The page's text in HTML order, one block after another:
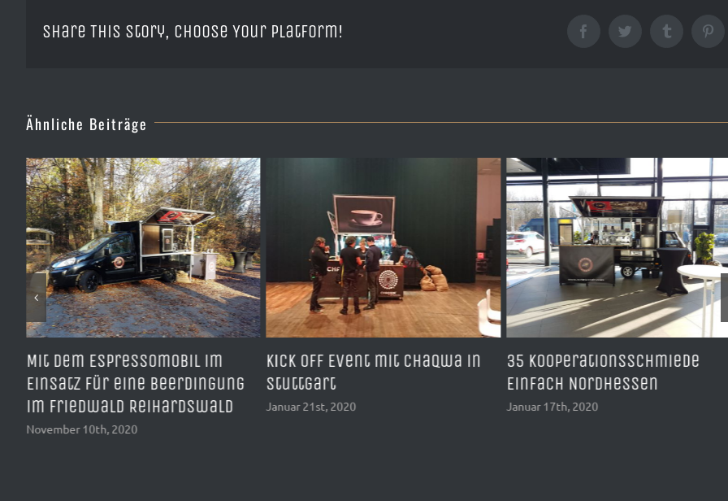
Share This Story, Choose Your Platform! FacebookTwitter Tumblr
Ähnliche Beiträge
Mit dem Espressomobil im
Einsatz für eine Beerdingung
im Friedwald Reihardswald
November 10th, 2020
Kick Off Event mit Chaqwa in
Stuttgart
Januar 21st, 2020
35 Kooperationsschmiede
Einfach Nordhessen
Januar 17th, 2020